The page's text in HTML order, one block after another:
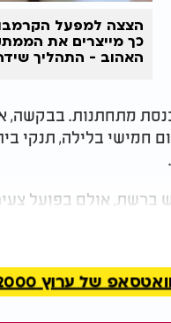
הצצה למפעל
כך מייצרים את
האהוב - התהליך
מתחתנות. בבקשה,
חמישי בלילה, תנקי
ברשת, אולם בפועל
ברקע לדבריו של הרב
של ערוץ 2000 >>>